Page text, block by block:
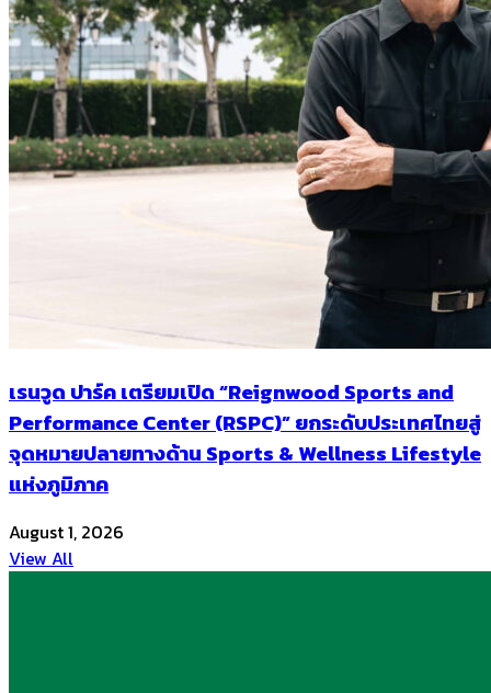
เรนวูด ปาร์ค เตรียมเปิด “Reignwood Sports and
Performance Center (RSPC)” ยกระดับประเทศไทยสู่
จุดหมายปลายทางด้าน Sports & Wellness Lifestyle
แห่งภูมิภาค
August 1, 2026
View All